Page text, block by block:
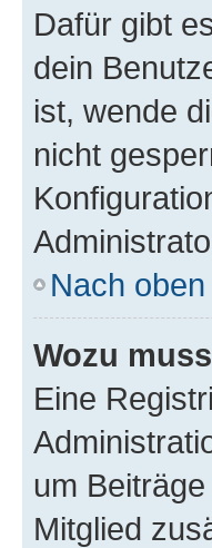
Dafür gibt
dein
ist, wende
nicht
Nach oben
Wozu
Eine
um
Mitglied